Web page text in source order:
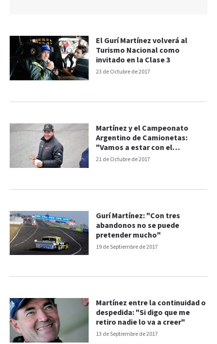
23 de Octubre de 2017
El Gurí Martínez volverá al
Turismo Nacional como
invitado en la Clase 3
21 de Octubre de 2017
Martínez y el Campeonato
Argentino de Camionetas:
"Vamos a estar con el
proyecto"
19 de Septiembre de 2017
Gurí Martínez: "Con tres
abandonos no se puede
pretender mucho"
13 de Septiembre de 2017
Martínez entre la continuidad o
despedida: "Si digo que me
retiro nadie lo va a creer"